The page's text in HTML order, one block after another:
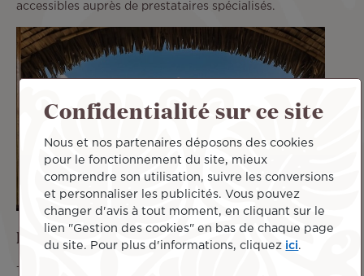
accessibles auprès de prestataires spécialisés.
Faire une excursion à Taha’a
Confidentialité sur ce site
Nous et nos partenaires déposons des cookies
pour le fonctionnement du site, mieux
comprendre son utilisation, suivre les conversions
et personnaliser les publicités. Vous pouvez
changer d'avis à tout moment, en cliquant sur le
lien "Gestion des cookies" en bas de chaque page
du site. Pour plus d'informations, cliquez ici